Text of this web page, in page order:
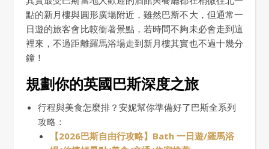
點的新月樓與圓形廣場附近，雖然巴斯不大，但通常一
日遊的旅客會比較衝著景點，若時間不夠未必會走到這
裡來，不過距離羅馬浴場走到新月樓其實也不過十幾分
鐘！
規劃你的英國巴斯深度之旅
行程與美食怎麼排？安妮幫你準備好了巴斯全系列
攻略：
【2026巴斯自由行攻略】Bath 一日遊/羅馬浴